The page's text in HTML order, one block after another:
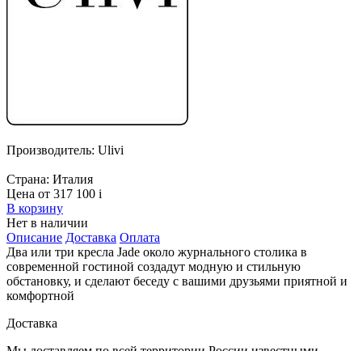
Производитель: Ulivi
Страна: Италия
Цена от 317 100 i
В корзину
Нет в наличии
Описание Доставка Оплата
Два или три кресла Jade около журнального столика в
современной гостиной создадут модную и стильную
обстановку, и сделают беседу с вашими друзьями приятной и
комфортной
Доставка